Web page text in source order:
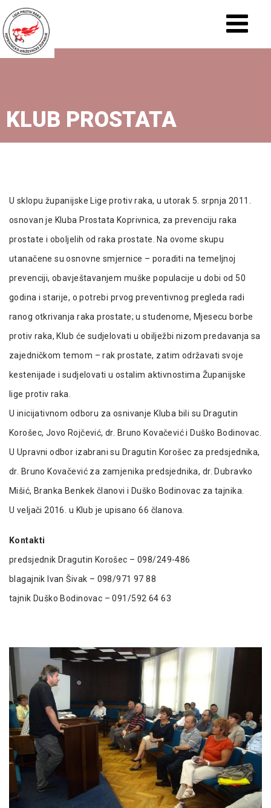
KLUB PROSTATA
U sklopu županijske Lige protiv raka, u utorak 5. srpnja 2011.
osnovan je Kluba Prostata Koprivnica, za prevenciju raka
prostate i oboljelih od raka prostate. Na ovome skupu
utanačene su osnovne smjernice – poraditi na temeljnoj
prevenciji, obavještavanjem muške populacije u dobi od 50
godina i starije, o potrebi prvog preventivnog pregleda radi
ranog otkrivanja raka prostate; u studenome, Mjesecu borbe
protiv raka, Klub će sudjelovati u obilježbi nizom predavanja sa
zajedničkom temom – rak prostate, zatim održavati svoje
kestenijade i sudjelovati u ostalim aktivnostima Županijske
lige protiv raka.
U inicijativnom odboru za osnivanje Kluba bili su Dragutin
Korošec, Jovo Rojčević, dr. Bruno Kovačević i Duško Bodinovac.
U Upravni odbor izabrani su Dragutin Korošec za predsjednika,
dr. Bruno Kovačević za zamjenika predsjednika, dr. Dubravko
Mišić, Branka Benkek članovi i Duško Bodinovac za tajnika.
U veljači 2016. u Klub je upisano 66 članova.
Kontakti
predsjednik Dragutin Korošec – 098/249-486
blagajnik Ivan Šivak – 098/971 97 88
tajnik Duško Bodinovac – 091/592 64 63